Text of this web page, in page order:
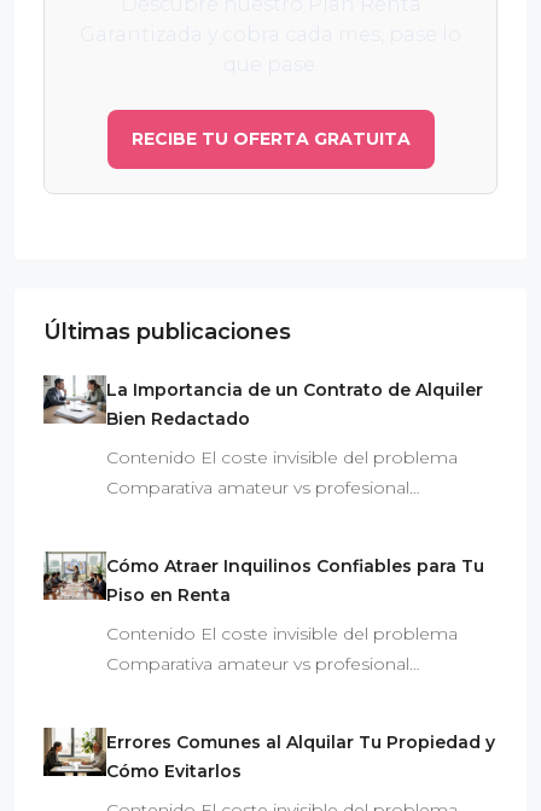
RECIBE TU OFERTA GRATUITA
Últimas publicaciones
La Importancia de un Contrato de Alquiler
Bien Redactado
Contenido El coste invisible del problema
Comparativa amateur vs profesional…
Cómo Atraer Inquilinos Confiables para Tu
Piso en Renta
Contenido El coste invisible del problema
Comparativa amateur vs profesional…
Errores Comunes al Alquilar Tu Propiedad y
Cómo Evitarlos